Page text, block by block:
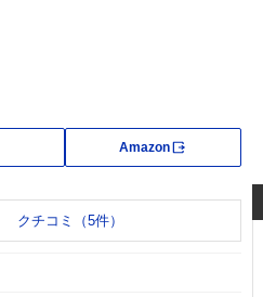
Amazon
クチコミ（5件）